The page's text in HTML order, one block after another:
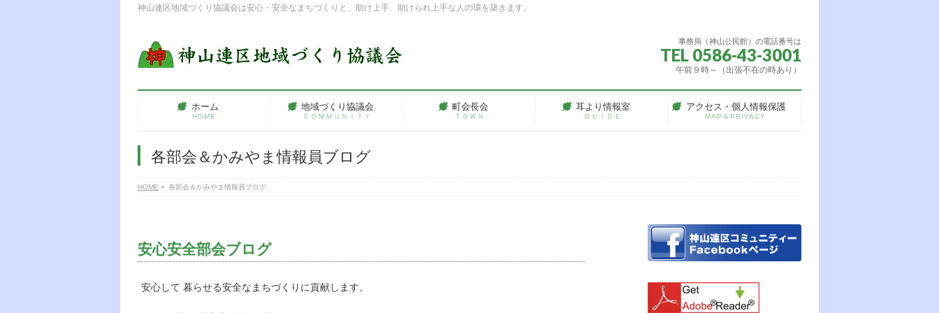
神山連区地域づくり協議会は安心・安全なまちづくりと、助け上手、助けられ上手な人の環を築きます。
事務局（神山公民館）の電話番号は
TEL 0586-43-3001
午前９時～（出張不在の時あり）
ホーム
HOME
地域づくり協議会
ＣＯＭＭＵＮＩＴＹ
町会長会
ＴＯＷＮ
耳より情報室
ＧＵＩＤＥ
アクセス・個人情報保護
MAP＆PRIVACY
各部会＆かみやま情報員ブログ
HOME » 各部会＆かみやま情報員ブログ
安心安全部会ブログ
安心して 暮らせる安全なまちづくりに貢献します。